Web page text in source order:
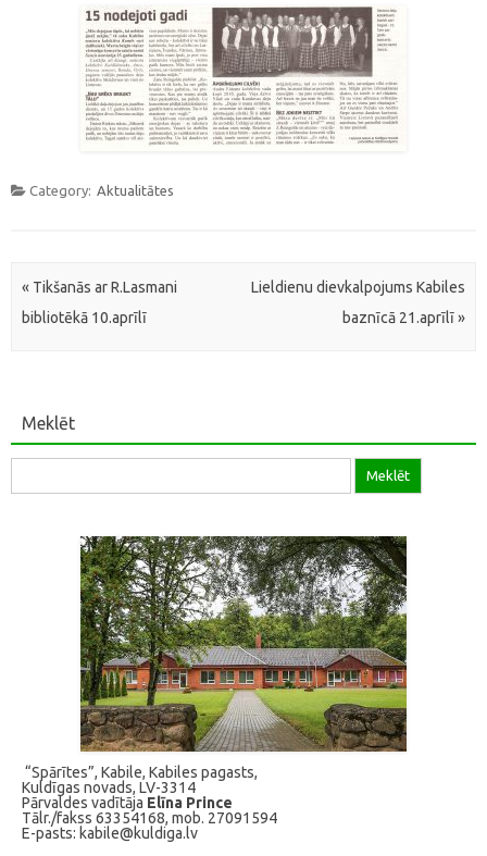
Category: Aktualitātes
Post navigation
«Tikšanās ar R.Lasmani
bibliotēkā 10.aprīlī
Lieldienu dievkalpojums Kabiles
baznīcā 21.aprīlī»
Meklēt
“Spārītes”, Kabile, Kabiles pagasts,
Kuldīgas novads, LV-3314
Pārvaldes vadītāja Elīna Prince
Tālr./fakss 63354168, mob. 27091594
E-pasts: kabile@kuldiga.lv